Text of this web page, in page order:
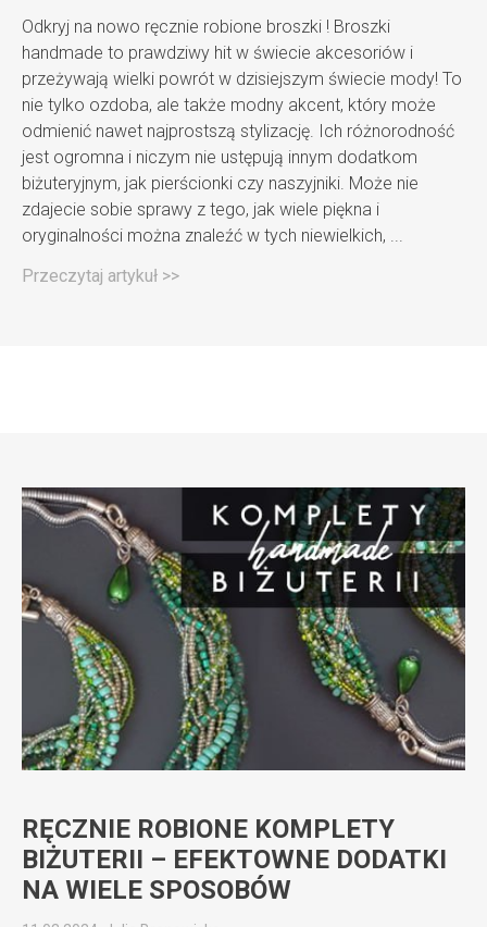
Odkryj na nowo ręcznie robione broszki ! Broszki
handmade to prawdziwy hit w świecie akcesoriów i
przeżywają wielki powrót w dzisiejszym świecie mody! To
nie tylko ozdoba, ale także modny akcent, który może
odmienić nawet najprostszą stylizację. Ich różnorodność
jest ogromna i niczym nie ustępują innym dodatkom
biżuteryjnym, jak pierścionki czy naszyjniki. Może nie
zdajecie sobie sprawy z tego, jak wiele piękna i
oryginalności można znaleźć w tych niewielkich, ...
Przeczytaj artykuł >>
RĘCZNIE ROBIONE KOMPLETY
BIŻUTERII – EFEKTOWNE DODATKI
NA WIELE SPOSOBÓW